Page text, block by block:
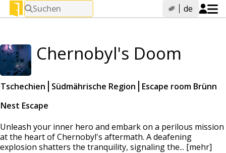
Suchen de
Chernobyl's Doom
Tschechien Südmährische Region
Escape room Brünn
Nest Escape
Unleash your inner hero and embark on a perilous mission
at the heart of Chernobyl's aftermath. A deafening
explosion shatters the tranquility, signaling the... [mehr]